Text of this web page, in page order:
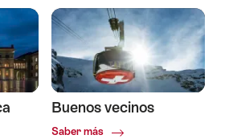
Buenos vecinos
Saber más
Common.Of